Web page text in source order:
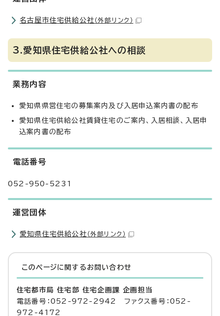
名古屋市住宅供給公社 （外部リンク）
3.愛知県住宅供給公社への相談
業務内容
愛知県県営住宅の募集案内及び入居申込案内書の配布
愛知県住宅供給公社賃貸住宅のご案内、入居相談、入居申
込案内書の配布
電話番号
052-950-5231
運営団体
愛知県住宅供給公社 （外部リンク）
このページに関する お問い合わせ
住宅都市局 住宅部 住宅企画課 企画担当
電話番号：052-972-2942 ファクス番号：052-
972-4172